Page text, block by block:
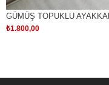
GÜMÜŞ TOPUKLU
₺1.800,00